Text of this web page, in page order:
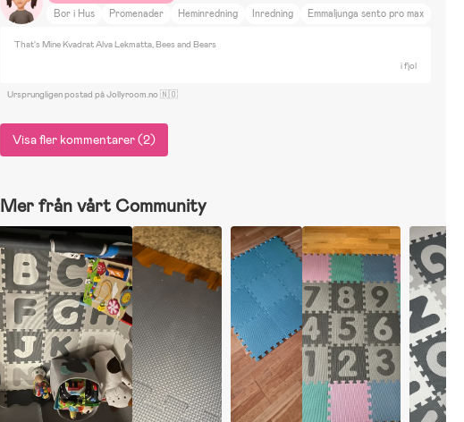
Bor i Hus
Promenader Heminredning Inredning Emmaljunga sento pro max
That's Mine Kvadrat Alva Lekmatta, Bees and Bears
i fjol
Ursprungligen postad på Jollyroom.no 🇳🇴
Visa fler kommentarer (2)
Mer från vårt Community